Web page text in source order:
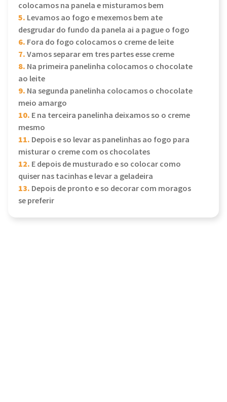
colocamos na panela e misturamos bem
5. Levamos ao fogo e mexemos bem ate
desgrudar do fundo da panela ai a pague o fogo
6. Fora do fogo colocamos o creme de leite
7.Vamos separar em tres partes esse creme
8. Na primeira panelinha colocamos o chocolate
ao leite
9. Na segunda panelinha colocamos o chocolate
meio amargo
10. E na terceira panelinha deixamos so o creme
mesmo
11. Depois e so levar as panelinhas ao fogo para
misturar o creme com os chocolates
12. E depois de musturado e so colocar como
quiser nas tacinhas e levar a geladeira
13. Depois de pronto e so decorar com moragos
se preferir